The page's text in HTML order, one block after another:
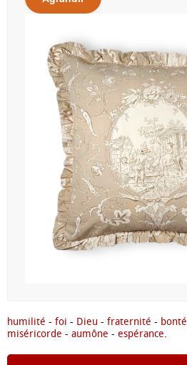
humilité - foi - Dieu - fraternité - bonté
miséricorde - aumône - espérance.